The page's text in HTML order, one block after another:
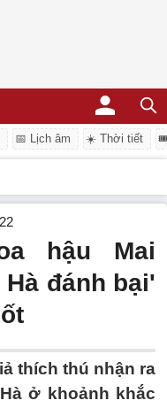
📅 Lịch âm ☀️ Thời tiết
hậu Mai
đánh bại'
thích thú nhận ra
ở khoảnh khắc